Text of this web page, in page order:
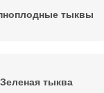
тыквы
Зеленая тыква